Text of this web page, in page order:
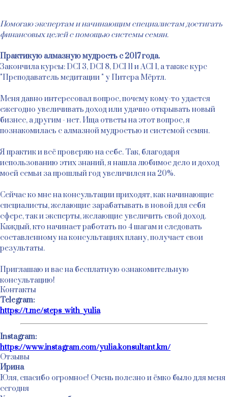
Помогаю экспертам и начинающим специалистам достигать
финансовых целей с помощью системы семян.
Практикую алмазную мудрость с 2017 года.
Закончила курсы: DCI 3, DCI 8, DCI 11 и ACI 1, а также курс
"Преподаватель медитации " у Питера Мёртл.
Меня давно интересовал вопрос, почему кому-то удается
ежегодно увеличивать доход или удачно открывать новый
бизнес, а другим - нет. Ища ответы на этот вопрос, я
познакомилась с алмазной мудростью и системой семян.
Я практик и всё проверяю на себе. Так, благодаря
использованию этих знаний, я нашла любимое дело и доход
моей семьи за прошлый год увеличился на 20%.
Сейчас ко мне на консультации приходят, как начинающие
специалисты, желающие зарабатывать в новой для себя
сфере, так и эксперты, желающие увеличить свой доход.
Каждый, кто начинает работать по 4 шагам и следовать
составленному на консультациях плану, получает свои
результаты.
Приглашаю и вас на бесплатную ознакомительную
консультацию!
Контакты
Telegram:
https://t.me/steps_with_yulia
Instagram:
https://www.instagram.com/yulia.konsultant.km/
Отзывы
Ирина
Юля, спасибо огромное! Очень полезно и ёмко было для меня
сегодня